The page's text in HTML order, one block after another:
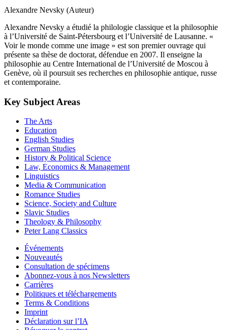
Alexandre Nevsky (Auteur)
Alexandre Nevsky a étudié la philologie classique et la philosophie
à l’Université de Saint-Pétersbourg et l’Université de Lausanne. «
Voir le monde comme une image » est son premier ouvrage qui
présente sa thèse de doctorat, défendue en 2007. Il enseigne la
philosophie au Centre International de l’Université de Moscou à
Genève, où il poursuit ses recherches en philosophie antique, russe
et contemporaine.
Key Subject Areas
The Arts
Education
English Studies
German Studies
History & Political Science
Law, Economics & Management
Linguistics
Media & Communication
Romance Studies
Science, Society and Culture
Slavic Studies
Theology & Philosophy
Peter Lang Classics
Événements
Nouveautés
Consultation de spécimens
Abonnez-vous à nos Newsletters
Carrières
Politiques et téléchargements
Terms & Conditions
Imprint
Déclaration sur l’IA